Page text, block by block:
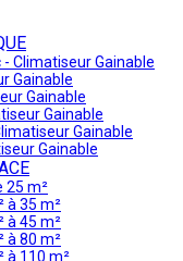
Climatiseur Gainable
Gainable
Gainable
Gainable
Gainable
Gainable
25 m²
à 35 m²
à 45 m²
à 80 m²
à 110 m²